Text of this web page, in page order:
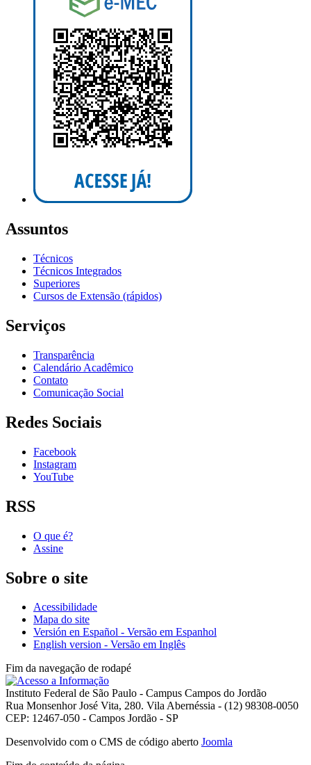
Assuntos
Técnicos
Técnicos Integrados
Superiores
Cursos de Extensão (rápidos)
Serviços
Transparência
Calendário Acadêmico
Contato
Comunicação Social
Redes Sociais
Facebook
Instagram
YouTube
RSS
O que é?
Assine
Sobre o site
Acessibilidade
Mapa do site
Versión en Español - Versão em Espanhol
English version - Versão em Inglês
Fim da navegação de rodapé
Instituto Federal de São Paulo - Campus Campos do Jordão
Rua Monsenhor José Vita, 280. Vila Abernéssia - (12) 98308-0050
CEP: 12467-050 - Campos Jordão - SP
Desenvolvido com o CMS de código aberto Joomla